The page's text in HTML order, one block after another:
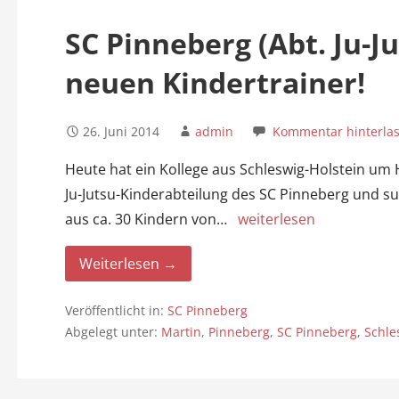
SC Pinneberg (Abt. Ju-
neuen Kindertrainer!
26. Juni 2014 admin Kommentar
Heute hat ein Kollege aus Schleswig-Holstein
Ju-Jutsu-Kinderabteilung des SC Pinneberg und
aus ca. 30 Kindern von… weiterlesen
Weiterlesen →
Veröffentlicht in: SC Pinneberg
Abgelegt unter: Martin, Pinneberg, SC Pinneberg,